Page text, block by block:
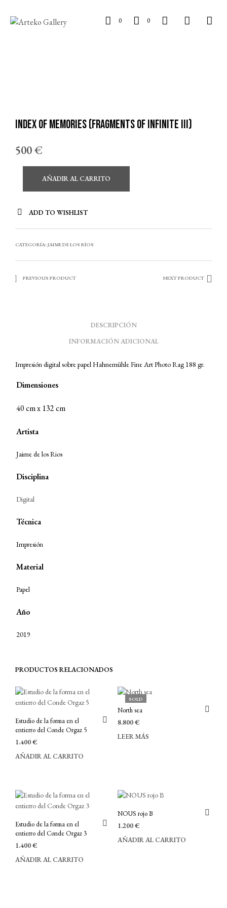
0 0
Index of memories (Fragments of infinite III)
500€
AÑADIR AL CARRITO
ADD TO WISHLIST
CATEGORÍA: JAIME DE LOS RÍOS
PREVIOUS PRODUCT NEXT PRODUCT
DESCRIPCIÓN
INFORMACIÓN ADICIONAL
Impresión digital sobre papel Hahnemühle Fine Art Photo Rag 188 gr.
Dimensiones
40 cm x 132 cm
Artista
Jaime de los Rios
Disciplina
Digital
Técnica
Impresión
Material
Papel
Año
2019
PRODUCTOS RELACIONADOS
Estudio de la forma en el
entierro del Conde Orgaz 5
1.400€
AÑADIR AL CARRITO
SOLD
North sea
8.800€
LEER MÁS
Estudio de la forma en el
entierro del Conde Orgaz 3
1.400€
AÑADIR AL CARRITO
NOUS rojo B
1.200€
AÑADIR AL CARRITO